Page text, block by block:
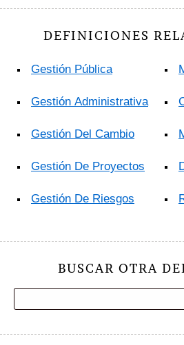
DEFINICIONES
Gestión Pública
Gestión Administrativa
Gestión Del Cambio
Gestión De Proyectos
Gestión De Riesgos
BUSCAR OTRA